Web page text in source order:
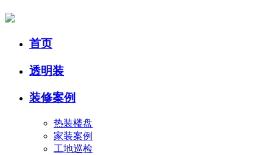
首页
透明装
装修案例
热装楼盘
家装案例
工地巡检